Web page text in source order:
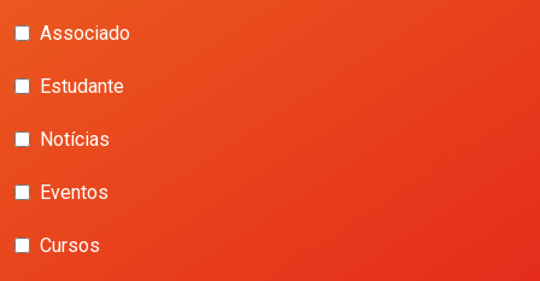
Associado
Estudante
Notícias
Eventos
Cursos